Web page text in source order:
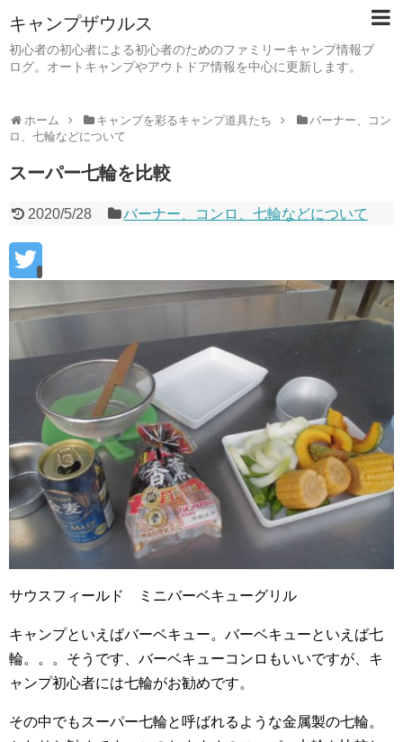
キャンプザウルス
初心者の初心者による初心者のためのファミリーキャンプ情報ブ
ログ。オートキャンプやアウトドア情報を中心に更新します。
ホーム キャンプを彩るキャンプ道具たち
バーナー、コン
ロ、七輪などについて
スーパー七輪を比較
2020/5/28 バーナー、コンロ、七輪などについて
サウスフィールド ミニバーベキューグリル
キャンプといえばバーベキュー。バーベキューといえば七
輪。。。そうです、バーベキューコンロもいいですが、キ
ャンプ初心者には七輪がお勧めです。
その中でもスーパー七輪と呼ばれるような金属製の七輪。